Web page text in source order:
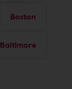
Boston
Baltimore